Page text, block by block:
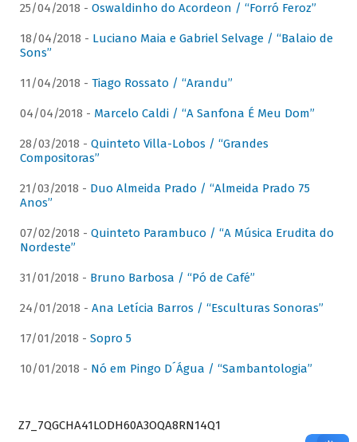
25/04/2018 - Oswaldinho do Acordeon / “Forró Feroz”
18/04/2018 - Luciano Maia e Gabriel Selvage / “Balaio de
Sons”
11/04/2018 - Tiago Rossato / “Arandu”
04/04/2018 - Marcelo Caldi / “A Sanfona É Meu Dom”
28/03/2018 - Quinteto Villa-Lobos / “Grandes
Compositoras”
21/03/2018 - Duo Almeida Prado / “Almeida Prado 75
Anos”
07/02/2018 - Quinteto Parambuco / “A Música Erudita do
Nordeste”
31/01/2018 - Bruno Barbosa / “Pó de Café”
24/01/2018 - Ana Letícia Barros / “Esculturas Sonoras”
17/01/2018 - Sopro 5
10/01/2018 - Nó em Pingo D´Água / “Sambantologia”
Z7_7QGCHA41LODH60A3OQA8RN14Q1